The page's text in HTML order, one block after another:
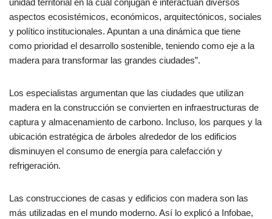
unidad territorial en la cual conjugan e interactúan diversos
aspectos ecosistémicos, económicos, arquitectónicos, sociales
y político institucionales. Apuntan a una dinámica que tiene
como prioridad el desarrollo sostenible, teniendo como eje a la
madera para transformar las grandes ciudades”.
Los especialistas argumentan que las ciudades que utilizan
madera en la construcción se convierten en infraestructuras de
captura y almacenamiento de carbono. Incluso, los parques y la
ubicación estratégica de árboles alrededor de los edificios
disminuyen el consumo de energía para calefacción y
refrigeración.
Las construcciones de casas y edificios con madera son las
más utilizadas en el mundo moderno. Así lo explicó a Infobae,